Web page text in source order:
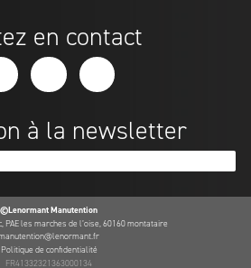
en contact
à la newsletter
©Lenormant Manutention
PAE les marches de l’oise, 60160 montataire
Politique de confidentialité
FR41332321363000134